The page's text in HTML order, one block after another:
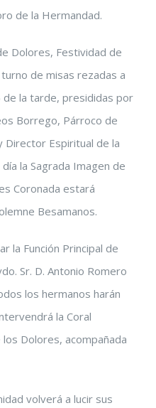
de la Hermandad.
Dolores, Festividad de
de misas rezadas a
de la tarde, presididas por
Borrego, Párroco de
Director Espiritual de la
la Sagrada Imagen de
Coronada estará
Besamanos.
la Función Principal de
Sr. D. Antonio Romero
los hermanos harán
la Coral
Dolores, acompañada
volverá a lucir sus